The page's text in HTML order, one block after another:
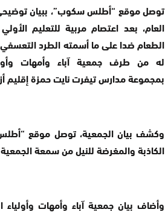
توصل موقع “أطلس سكوب”، ببيان توضيحي
العام، بعد اعتصام مربية للتعليم
الطعام ضدا على ما أسمته الطرد
له من طرف جمعية آباء وأمهات
بمجموعة مدارس تيفرت نايت حمزة إقليم
وكشف بيان الجمعية، توصل موقع
الكاذبة والمغرضة للنيل من سمعة
وأضاف بيان جمعية آباء وأمهات